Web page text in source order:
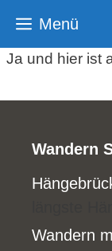
Inhalt
springen
Menü
Ja und hier ist
Wandern
Wandern